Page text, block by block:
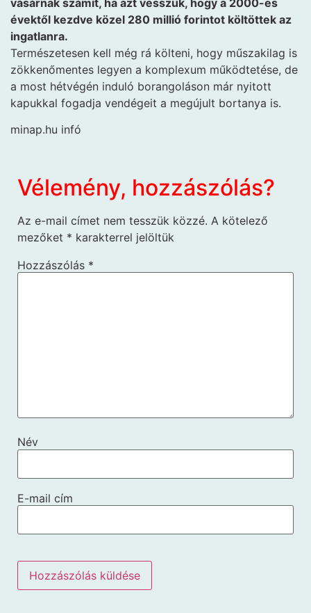
vásárnak számít, ha azt vesszük, hogy a 2000-es
évektől kezdve közel 280 millió forintot költöttek az
ingatlanra.
Természetesen kell még rá költeni, hogy műszakilag is
zökkenőmentes legyen a komplexum működtetése, de
a most hétvégén induló borangoláson már nyitott
kapukkal fogadja vendégeit a megújult bortanya is.
minap.hu infó
Vélemény, hozzászólás?
Az e-mail címet nem tesszük közzé. A kötelező
mezőket * karakterrel jelöltük
Hozzászólás *
Név
E-mail cím